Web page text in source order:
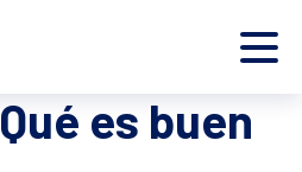
Qué es buen